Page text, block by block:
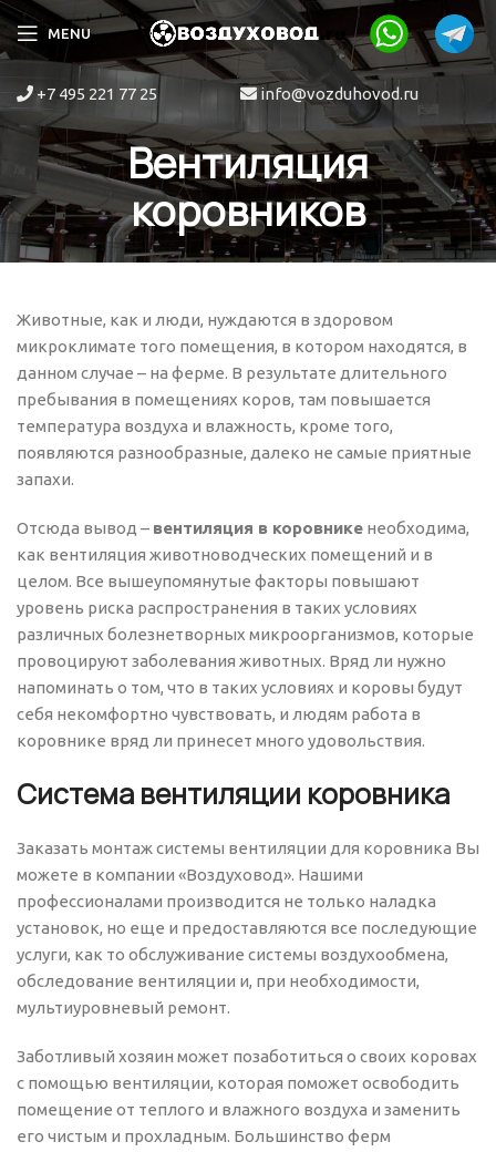
MENU
+7 495 221 77 25 info@vozduhovod.ru
Вентиляция
коровников
Животные, как и люди, нуждаются в здоровом
микроклимате того помещения, в котором находятся, в
данном случае – на ферме. В результате длительного
пребывания в помещениях коров, там повышается
температура воздуха и влажность, кроме того,
появляются разнообразные, далеко не самые приятные
запахи.
Отсюда вывод – вентиляция в коровнике необходима,
как вентиляция животноводческих помещений и в
целом. Все вышеупомянутые факторы повышают
уровень риска распространения в таких условиях
различных болезнетворных микроорганизмов, которые
провоцируют заболевания животных. Вряд ли нужно
напоминать о том, что в таких условиях и коровы будут
себя некомфортно чувствовать, и людям работа в
коровнике вряд ли принесет много удовольствия.
Система вентиляции коровника
Заказать монтаж системы вентиляции для коровника Вы
можете в компании «Воздуховод». Нашими
профессионалами производится не только наладка
установок, но еще и предоставляются все последующие
услуги, как то обслуживание системы воздухообмена,
обследование вентиляции и, при необходимости,
мультиуровневый ремонт.
Заботливый хозяин может позаботиться о своих коровах
с помощью вентиляции, которая поможет освободить
помещение от теплого и влажного воздуха и заменить
его чистым и прохладным. Большинство ферм